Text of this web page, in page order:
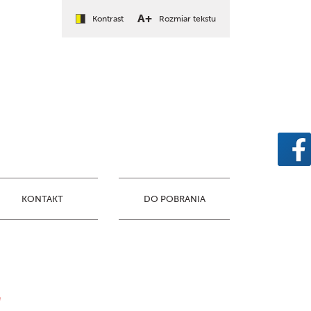
Kontrast A+ Rozmiar tekstu
KONTAKT DO POBRANIA